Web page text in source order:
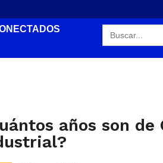
Search
for:
años son